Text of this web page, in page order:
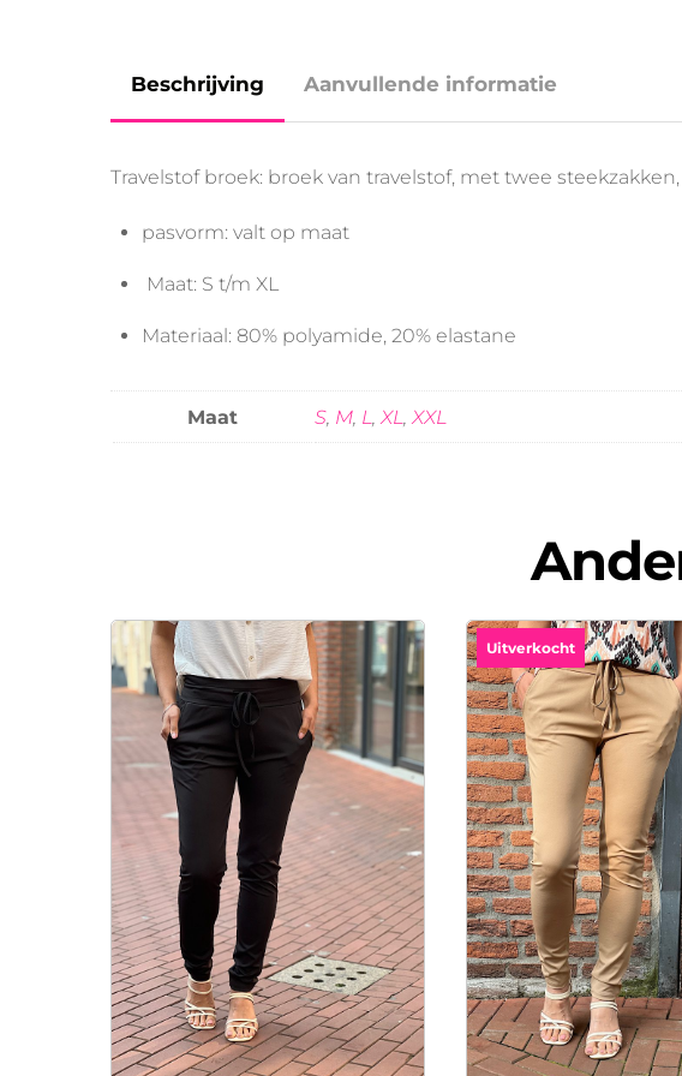
Beschrijving Aanvullende informatie
Travelstof broek: broek van travelstof, met twee
pasvorm: valt op maat
Maat: S t/m XL
Materiaal: 80% polyamide, 20% elastane
Maat S, M, L,XL,XXL
Uitverkocht